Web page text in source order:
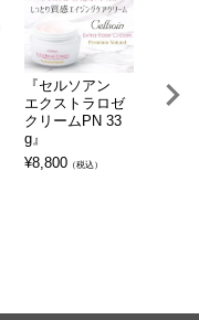
『セルソアン
エクストラロゼ
クリームPN 33
g』
¥8,800 （税込）
『セ
エク